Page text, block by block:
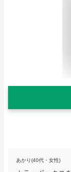
あかり(40代・女性)